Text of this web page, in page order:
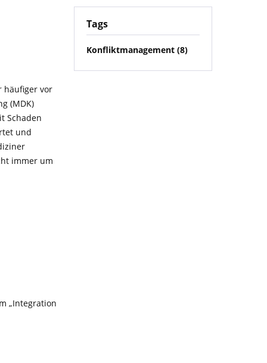
Tags
Konfliktmanagement (8)
häufiger vor
(MDK)
Schaden
und
immer um
„Integration